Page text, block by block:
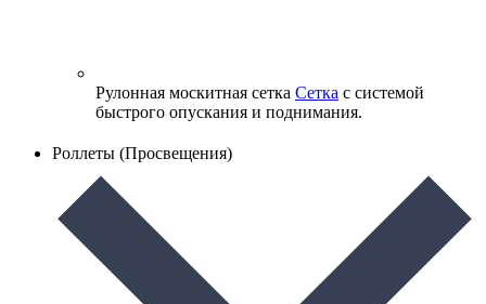
Рулонная москитная сетка Сетка с системой
быстрого опускания и поднимания.
Роллеты (Просвещения)